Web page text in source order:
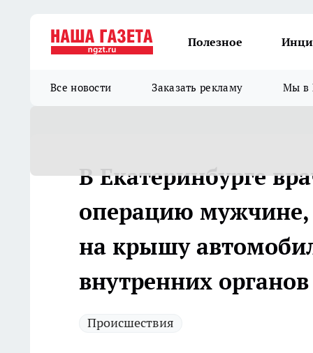
Полезное
Все новости Заказать рекламу Мы в
В Екатеринбурге
операцию мужчине,
на крышу
внутренних органов
Происшествия